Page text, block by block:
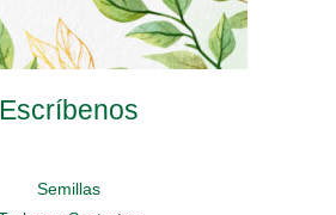
Escríbenos
Semillas